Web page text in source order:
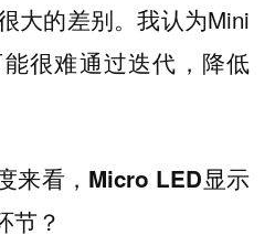
大的差别。我认为Mini
很难通过迭代，降低
来看，Micro LED显示
节？